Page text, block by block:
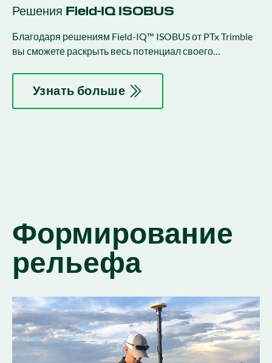
Решения Field-IQ ISOBUS
Благодаря решениям Field-IQ™ ISOBUS от PTx Trimble
вы сможете раскрыть весь потенциал своего
Узнать больше
Формирование
рельефа